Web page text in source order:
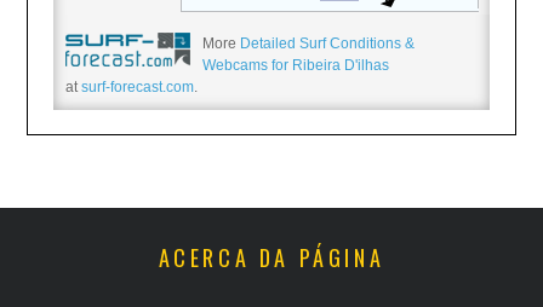
More Detailed Surf Conditions &
Webcams for Ribeira D'ilhas
atsurf-forecast.com.
ACERCA DA PÁGINA